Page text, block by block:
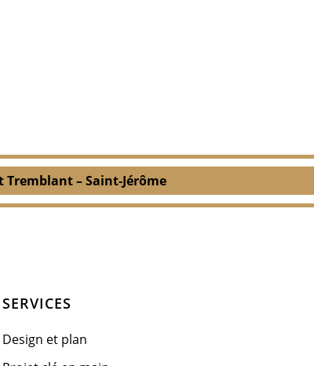
Tremblant – Saint-Jérôme
SERVICES
Design et plan